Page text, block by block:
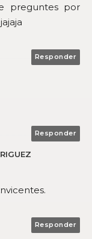
preguntes por
Responder
Responder
Responder